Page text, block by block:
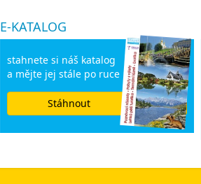
E-KATALOG
stahnete si náš katalog
a mějte jej stále po ruce
Stáhnout